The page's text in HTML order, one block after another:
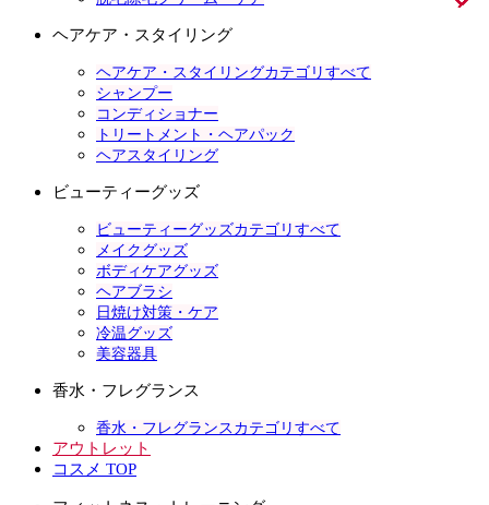
ヘアケア・スタイリング
ヘアケア・スタイリングカテゴリすべて
シャンプー
コンディショナー
トリートメント・ヘアパック
ヘアスタイリング
ビューティーグッズ
ビューティーグッズカテゴリすべて
メイクグッズ
ボディケアグッズ
ヘアブラシ
日焼け対策・ケア
冷温グッズ
美容器具
香水・フレグランス
香水・フレグランスカテゴリすべて
アウトレット
コスメ TOP